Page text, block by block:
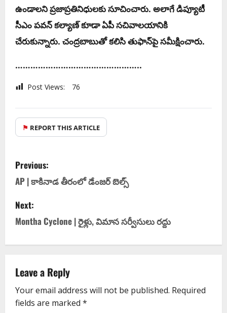
ఉండాల‌ని ప్ర‌జాప్ర‌తినిధుల‌కు సూచించారు. అలాగే డిప్యూటీ
సీఎం ప‌వ‌న్ క‌ల్యాణ్ కూడా ఏపీ స‌చివాల‌యానికి
చేరుకున్నారు. చంద్ర‌బాబుతో క‌లిసి తుఫాన్‌పై స‌మీక్షించారు.
…………………………………………..
Post Views: 76
⚑ REPORT THIS ARTICLE
Previous:
AP | కాకినాడ తీరంలో డేంజ‌ర్ బెల్స్
Next:
Montha Cyclone | రైళ్లు, విమాన స‌ర్వీసులు ర‌ద్దు
Leave a Reply
Your email address will not be published. Required
fields are marked *